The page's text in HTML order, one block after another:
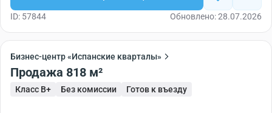
ID: 57844 Обновлено: 28.07.2026
Бизнес-центр «Испанские кварталы»
Продажа 818 м²
Класс B+ Без комиссии Готов к въезду